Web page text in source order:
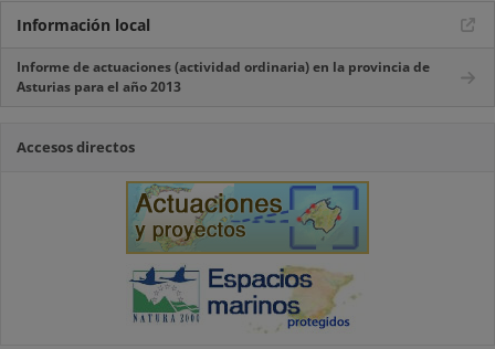
Información local
Informe de actuaciones (actividad ordinaria) en la provincia de
Asturias para el año 2013
Accesos directos